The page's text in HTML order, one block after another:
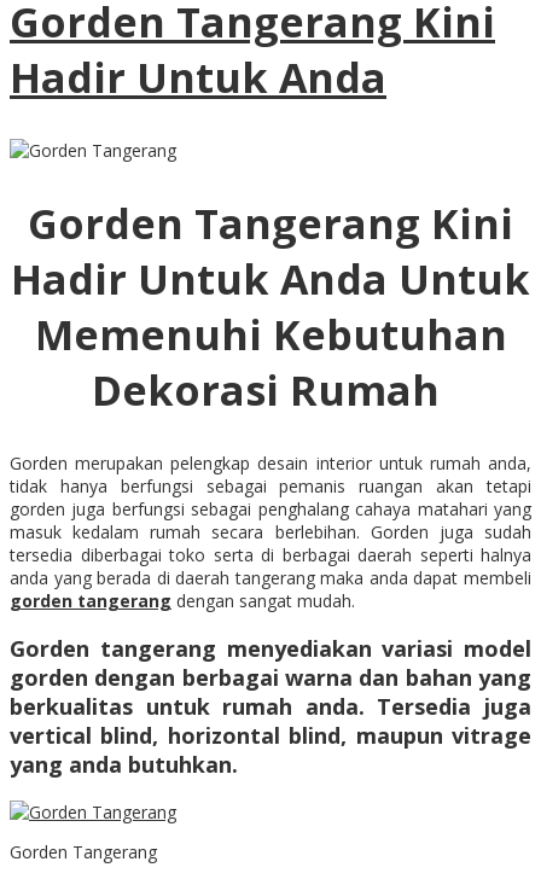
Gorden Tangerang Kini
Hadir Untuk Anda
Gorden Tangerang Kini
Hadir Untuk Anda Untuk
Memenuhi Kebutuhan
Dekorasi Rumah
Gorden merupakan pelengkap desain interior untuk rumah anda,
tidak hanya berfungsi sebagai pemanis ruangan akan tetapi
gorden juga berfungsi sebagai penghalang cahaya matahari yang
masuk kedalam rumah secara berlebihan. Gorden juga sudah
tersedia diberbagai toko serta di berbagai daerah seperti halnya
anda yang berada di daerah tangerang maka anda dapat membeli
gorden tangerang dengan sangat mudah.
Gorden tangerang menyediakan variasi model
gorden dengan berbagai warna dan bahan yang
berkualitas untuk rumah anda. Tersedia juga
vertical blind, horizontal blind, maupun vitrage
yang anda butuhkan.
Gorden Tangerang